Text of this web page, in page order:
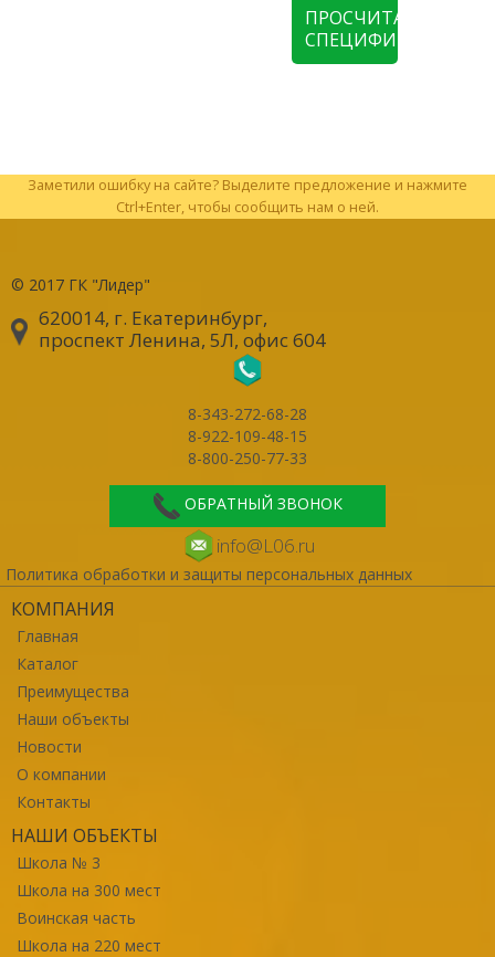
ПРОСЧИТАТЬ
СПЕЦИФИКАЦИЮ
Заметили ошибку на сайте? Выделите предложение и нажмите
Ctrl+Enter, чтобы сообщить нам о ней.
© 2017 ГК "Лидер"
620014, г. Екатеринбург,
проспект Ленина, 5Л, офис 604
8-343-272-68-28
8-922-109-48-15
8-800-250-77-33
ОБРАТНЫЙ ЗВОНОК
info@L06.ru
Политика обработки и защиты персональных данных
КОМПАНИЯ
Главная
Каталог
Преимущества
Наши объекты
Новости
О компании
Контакты
НАШИ ОБЪЕКТЫ
Школа № 3
Школа на 300 мест
Воинская часть
Школа на 220 мест